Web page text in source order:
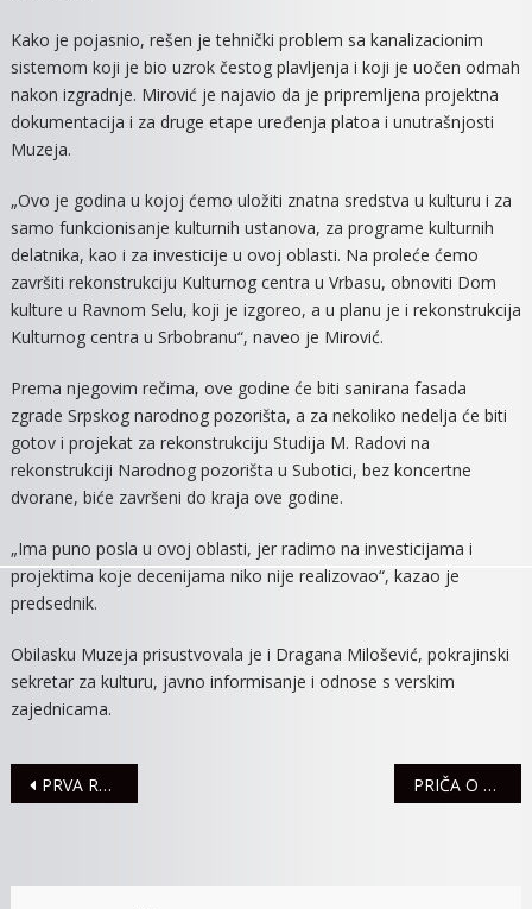
Kako je pojasnio, rešen je tehnički problem sa kanalizacionim
sistemom koji je bio uzrok čestog plavljenja i koji je uočen odmah
nakon izgradnje. Mirović je najavio da je pripremljena projektna
dokumentacija i za druge etape uređenja platoa i unutrašnjosti
Muzeja.
„Ovo je godina u kojoj ćemo uložiti znatna sredstva u kulturu i za
samo funkcionisanje kulturnih ustanova, za programe kulturnih
delatnika, kao i za investicije u ovoj oblasti. Na proleće ćemo
završiti rekonstrukciju Kulturnog centra u Vrbasu, obnoviti Dom
kulture u Ravnom Selu, koji je izgoreo, a u planu je i rekonstrukcija
Kulturnog centra u Srbobranu“, naveo je Mirović.
Prema njegovim rečima, ove godine će biti sanirana fasada
zgrade Srpskog narodnog pozorišta, a za nekoliko nedelja će biti
gotov i projekat za rekonstrukciju Studija M. Radovi na
rekonstrukciji Narodnog pozorišta u Subotici, bez koncertne
dvorane, biće završeni do kraja ove godine.
„Ima puno posla u ovoj oblasti, jer radimo na investicijama i
projektima koje decenijama niko nije realizovao“, kazao je
predsednik.
Obilasku Muzeja prisustvovala je i Dragana Milošević, pokrajinski
sekretar za kulturu, javno informisanje i odnose s verskim
zajednicama.
Navigacija
PRVA RATA POREZA NA IMOVINU DOSPEVA NA NAPLATU 14.FEBRUARA PRIČA O PROŠLOSTI I GLIGORIJU VOZAROVIĆU ZA PREDŠKOLCE „STONOGICE“